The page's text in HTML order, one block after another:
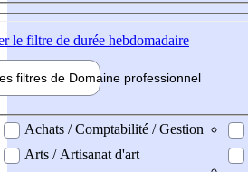
le filtre de durée hebdomadaire
filtres de Domaine professionnel
professionel
Achats / Comptabilité / Gestion
Arts / Artisanat d'art